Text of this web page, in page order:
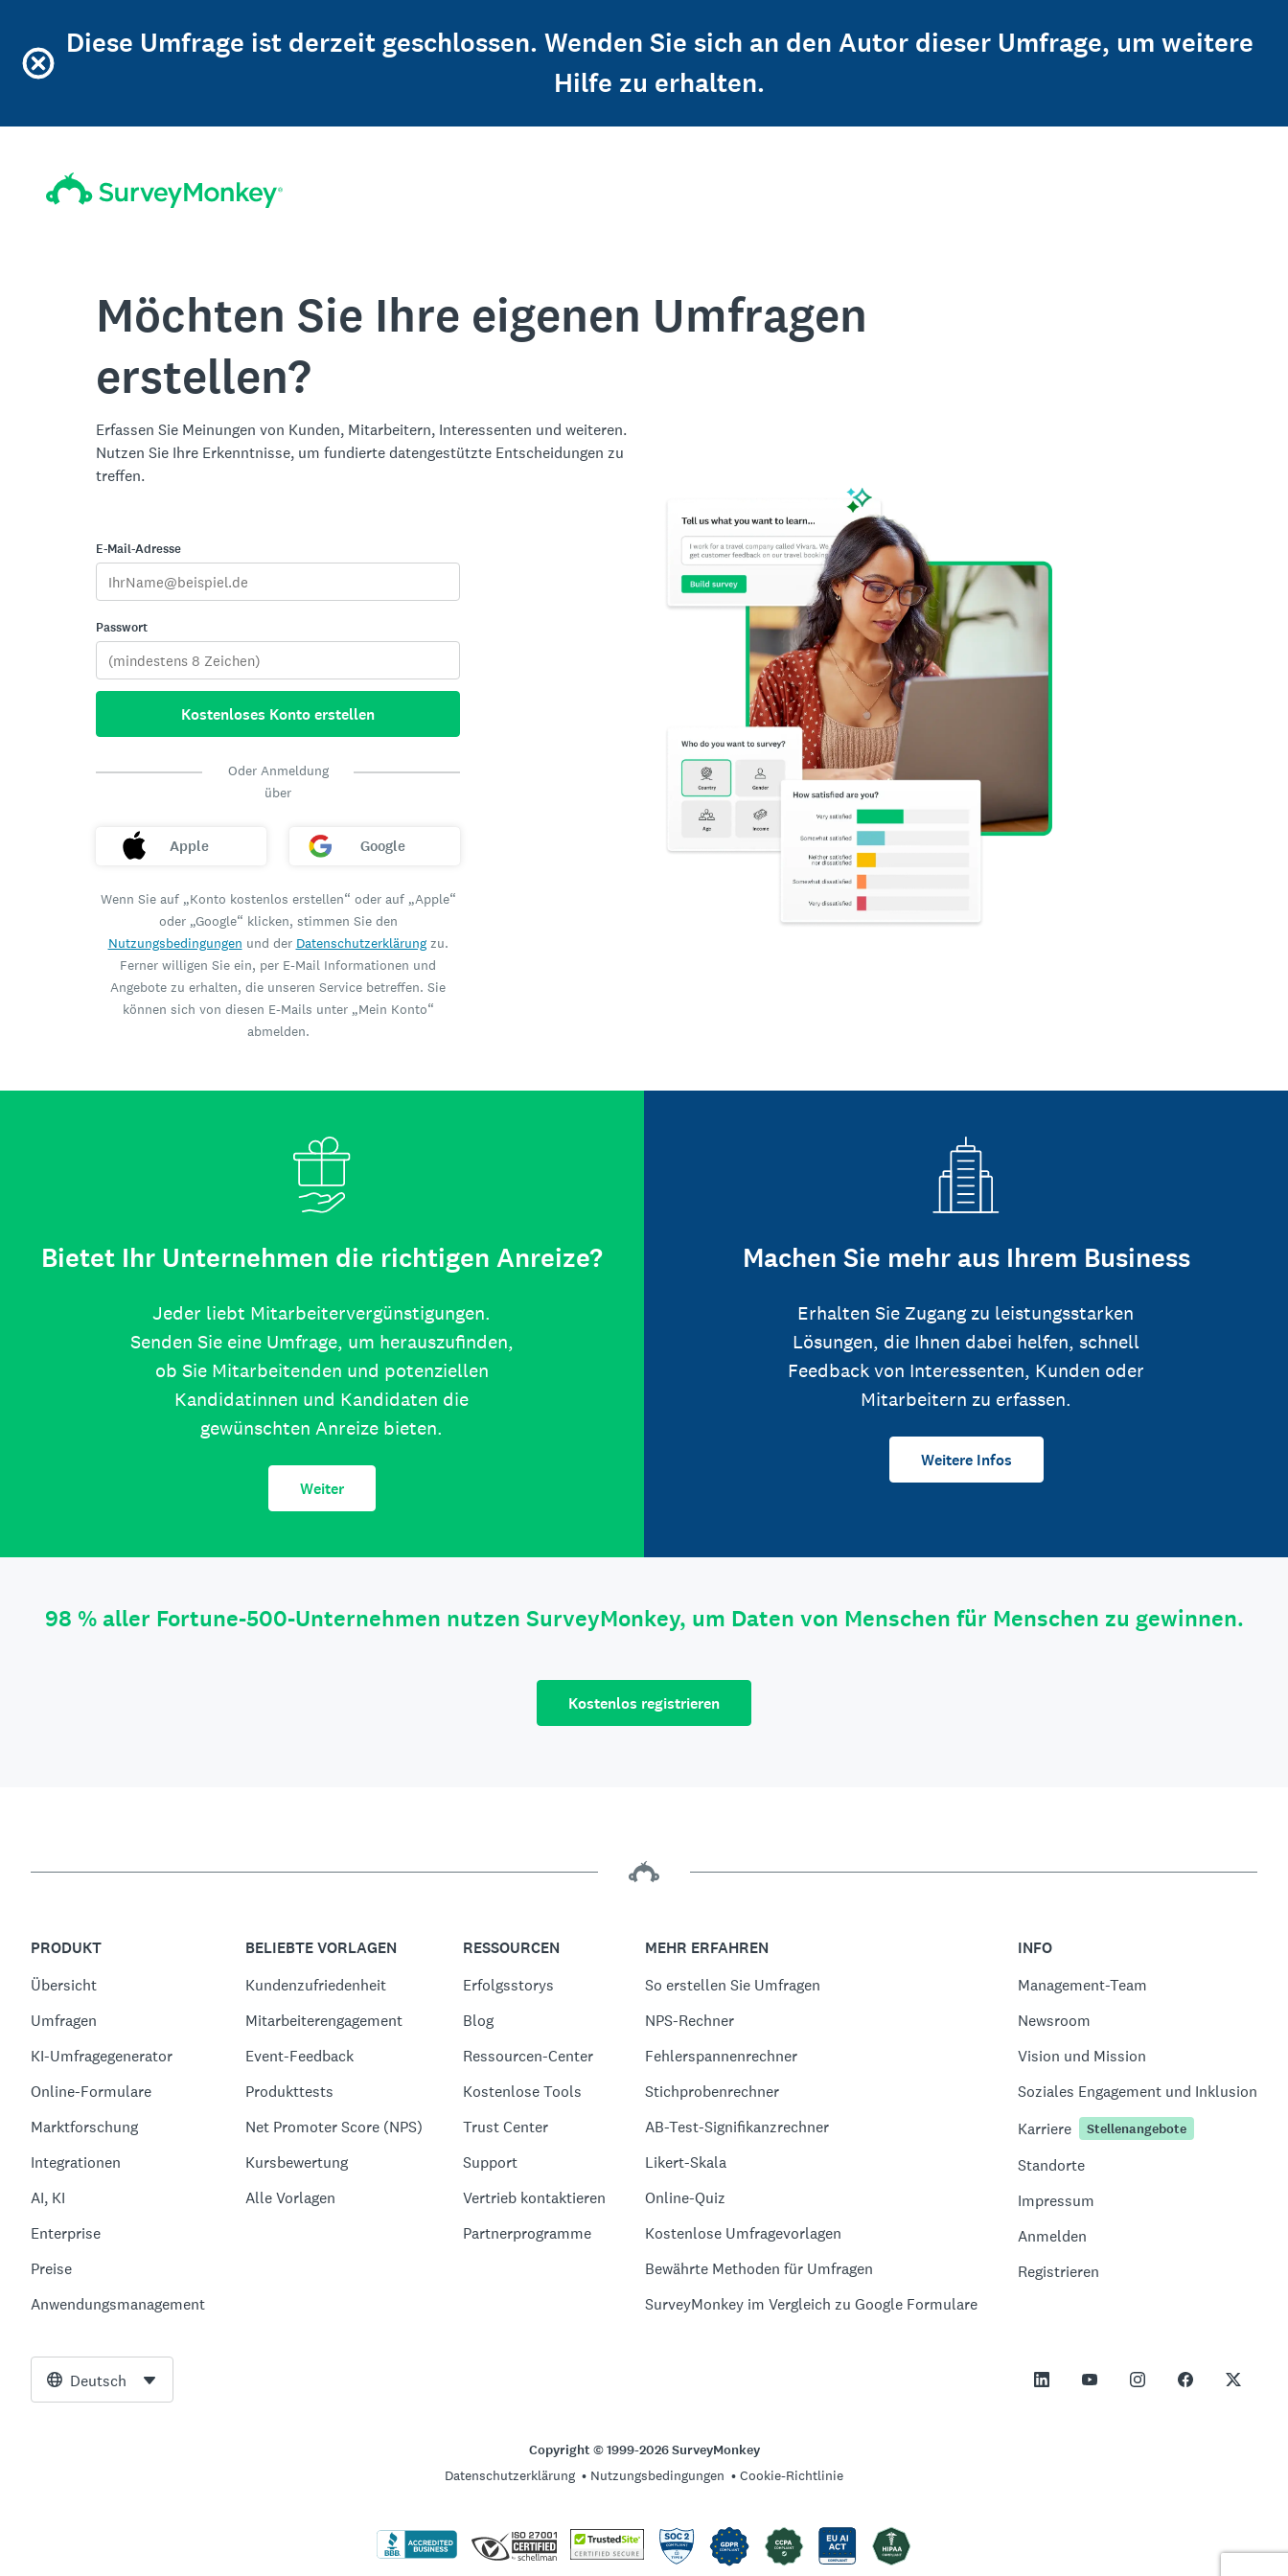
Diese Umfrage ist derzeit geschlossen. Wenden Sie sich an den Autor dieser Umfrage, um weitere
Hilfe zu erhalten.
Möchten Sie Ihre eigenen Umfragen
erstellen?
Erfassen Sie Meinungen von Kunden, Mitarbeitern, Interessenten und weiteren.
Nutzen Sie Ihre Erkenntnisse, um fundierte datengestützte Entscheidungen zu
treffen.
E-Mail-Adresse
Passwort
Kostenloses Konto erstellen
Oder Anmeldung
über
Apple Google
Wenn Sie auf „Konto kostenlos erstellen“ oder auf „Apple“
oder „Google“ klicken, stimmen Sie den
Nutzungsbedingungen und der Datenschutzerklärungzu.
Ferner willigen Sie ein, per E-Mail Informationen und
Angebote zu erhalten, die unseren Service betreffen. Sie
können sich von diesen E-Mails unter „Mein Konto“
abmelden.
Bietet Ihr Unternehmen die richtigen Anreize?
Jeder liebt Mitarbeitervergünstigungen.
Senden Sie eine Umfrage, um herauszufinden,
ob Sie Mitarbeitenden und potenziellen
Kandidatinnen und Kandidaten die
gewünschten Anreize bieten.
Weiter
Machen Sie mehr aus Ihrem Business
Erhalten Sie Zugang zu leistungsstarken
Lösungen, die Ihnen dabei helfen, schnell
Feedback von Interessenten, Kunden oder
Mitarbeitern zu erfassen.
Weitere Infos
98 % aller Fortune-500-Unternehmen nutzen SurveyMonkey, um Daten von Menschen für Menschen zu gewinnen.
Kostenlos registrieren
PRODUKT
Übersicht
Umfragen
KI-Umfragegenerator
Online-Formulare
Marktforschung
Integrationen
AI, KI
Enterprise
Preise
Anwendungsmanagement
BELIEBTE VORLAGEN
Kundenzufriedenheit
Mitarbeiterengagement
Event-Feedback
Produkttests
Net Promoter Score (NPS)
Kursbewertung
Alle Vorlagen
RESSOURCEN
Erfolgsstorys
Blog
Ressourcen-Center
Kostenlose Tools
Trust Center
Support
Vertrieb kontaktieren
Partnerprogramme
MEHR ERFAHREN
So erstellen Sie Umfragen
NPS-Rechner
Fehlerspannenrechner
Stichprobenrechner
AB-Test-Signifikanzrechner
Likert-Skala
Online-Quiz
Kostenlose Umfragevorlagen
Bewährte Methoden für Umfragen
SurveyMonkey im Vergleich zu Google Formulare
INFO
Management-Team
Newsroom
Vision und Mission
Soziales Engagement und Inklusion
Karriere
Stellenangebote
Standorte
Impressum
Anmelden
Registrieren
Deutsch
Copyright © 1999-2026 SurveyMonkey
Datenschutzerklärung Nutzungsbedingungen Cookie-Richtlinie